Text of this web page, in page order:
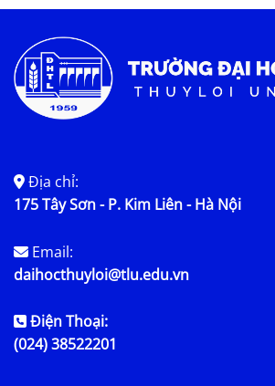
Tin tức chung
Địa chỉ:
175 Tây Sơn - P. Kim Liên - Hà Nội
Email:
daihocthuyloi@tlu.edu.vn
Điện Thoại:
(024) 38522201